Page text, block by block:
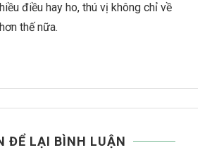
điều hay ho, thú vị không chỉ về
thế nữa.
ĐỂ LẠI BÌNH LUẬN